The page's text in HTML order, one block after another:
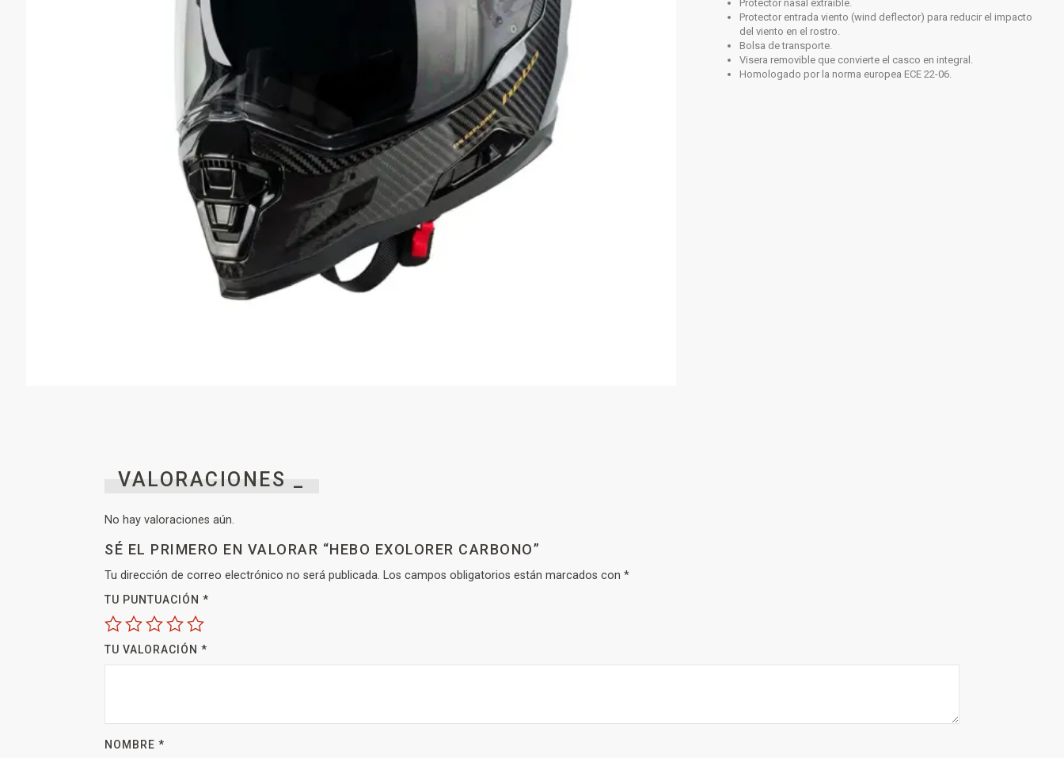
Protector nasal extraíble.
Protector entrada viento (wind deflector) para reducir el impacto
del viento en el rostro.
Bolsa de transporte.
Visera removible que convierte el casco en integral.
Homologado por la norma europea ECE 22-06.
VALORACIONES _
No hay valoraciones aún.
SÉ EL PRIMERO EN VALORAR “HEBO EXOLORER CARBONO”
Tu dirección de correo electrónico no será publicada. Los campos obligatorios están marcados con *
TU PUNTUACIÓN *
TU VALORACIÓN *
NOMBRE *